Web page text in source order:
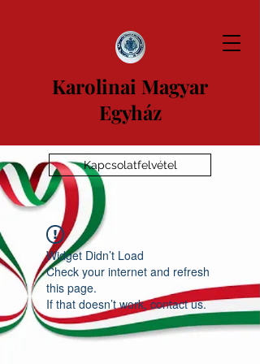
Karolinai Magyar
Egyház
Kapcsolatfelvétel
Widget Didn’t Load
Check your internet and refresh
this page.
If that doesn’t work, contact us.